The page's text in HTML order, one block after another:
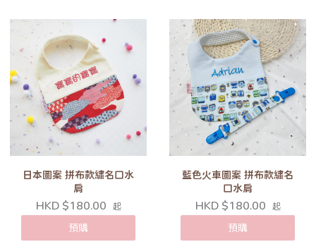
日本圖案 拼布款繡名口水
肩
HKD $180.00 起
預購
藍色火車圖案 拼布款繡名
口水肩
HKD $180.00 起
預購